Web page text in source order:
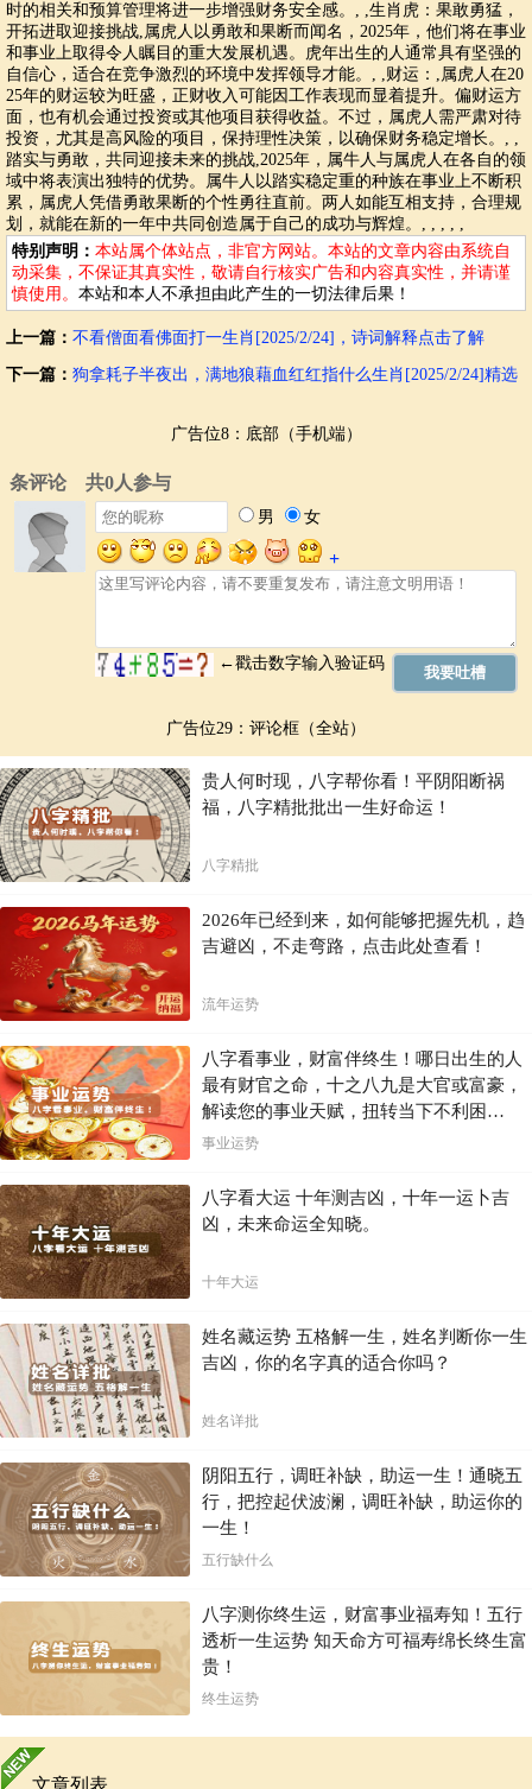
时的相关和预算管理将进一步增强财务安全感。, ,生肖虎：果敢勇猛，
开拓进取迎接挑战,属虎人以勇敢和果断而闻名，2025年，他们将在事业
和事业上取得令人瞩目的重大发展机遇。虎年出生的人通常具有坚强的
自信心，适合在竞争激烈的环境中发挥领导才能。, ,财运：,属虎人在20
25年的财运较为旺盛，正财收入可能因工作表现而显着提升。偏财运方
面，也有机会通过投资或其他项目获得收益。不过，属虎人需严肃对待
投资，尤其是高风险的项目，保持理性决策，以确保财务稳定增长。, ,
踏实与勇敢，共同迎接未来的挑战,2025年，属牛人与属虎人在各自的领
域中将表演出独特的优势。属牛人以踏实稳定重的种族在事业上不断积
累，属虎人凭借勇敢果断的个性勇往直前。两人如能互相支持，合理规
划，就能在新的一年中共同创造属于自己的成功与辉煌。, , , , ,
特别声明： 本站属个体站点，非官方网站。本站的文章内容由系统自
动采集，不保证其真实性，敬请自行核实广告和内容真实性，并请谨
慎使用。 本站和本人不承担由此产生的一切法律后果！
上一篇： 不看僧面看佛面打一生肖[2025/2/24]，诗词解释点击了解
下一篇： 狗拿耗子半夜出，满地狼藉血红红指什么生肖[2025/2/24]精选
广告位8：底部（手机端）
广告位29：评论框（全站）
贵人何时现，八字帮你看！平阴阳断祸
福，八字精批批出一生好命运！
八字精批
2026年已经到来，如何能够把握先机，趋
吉避凶，不走弯路，点击此处查看！
流年运势
八字看事业，财富伴终生！哪日出生的人
最有财官之命，十之八九是大官或富豪，
解读您的事业天赋，扭转当下不利困
局！！
事业运势
八字看大运 十年测吉凶，十年一运卜吉
凶，未来命运全知晓。
十年大运
姓名藏运势 五格解一生，姓名判断你一生
吉凶，你的名字真的适合你吗？
姓名详批
阴阳五行，调旺补缺，助运一生！通晓五
行，把控起伏波澜，调旺补缺，助运你的
一生！
五行缺什么
八字测你终生运，财富事业福寿知！五行
透析一生运势 知天命方可福寿绵长终生富
贵！
终生运势